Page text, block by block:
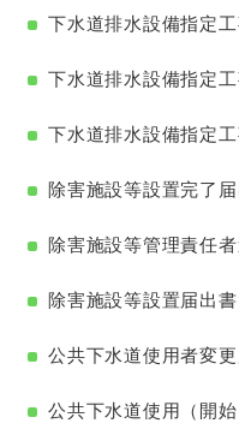
下水道排水設備指定
下水道排水設備指定
下水道排水設備指定
除害施設等設置完了
除害施設等管理責任
除害施設等設置届出書
公共下水道使用者変
公共下水道使用（開